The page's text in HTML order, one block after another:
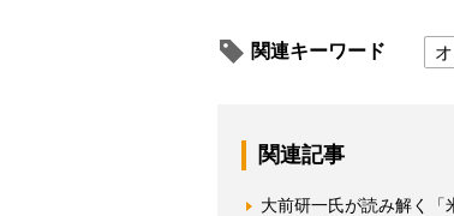
関連キーワード
関連記事
大前研一氏が読み解く